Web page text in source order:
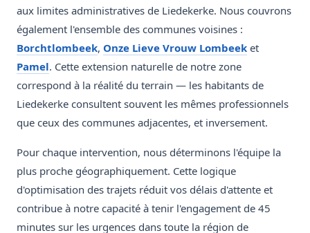
aux limites administratives de Liedekerke. Nous couvrons
également l'ensemble des communes voisines :
Borchtlombeek, Onze Lieve Vrouw Lombeek et
Pamel. Cette extension naturelle de notre zone
correspond à la réalité du terrain — les habitants de
Liedekerke consultent souvent les mêmes professionnels
que ceux des communes adjacentes, et inversement.
Pour chaque intervention, nous déterminons l'équipe la
plus proche géographiquement. Cette logique
d'optimisation des trajets réduit vos délais d'attente et
contribue à notre capacité à tenir l'engagement de 45
minutes sur les urgences dans toute la région de